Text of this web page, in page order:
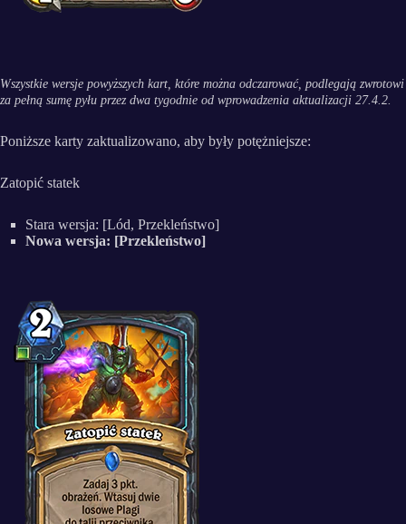
Wszystkie wersje powyższych kart, które można odczarować, podlegają zwrotowi
za pełną sumę pyłu przez dwa tygodnie od wprowadzenia aktualizacji 27.4.2.
Poniższe karty zaktualizowano, aby były potężniejsze:
Zatopić statek
Stara wersja: [Lód, Przekleństwo]
Nowa wersja: [Przekleństwo]